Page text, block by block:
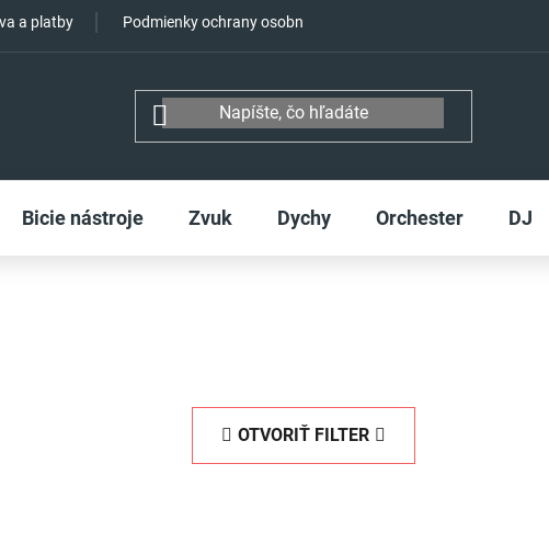
a platby Podmienky ochrany osobných údajov
Bicie nástroje Zvuk Dychy Orchester DJ
OTVORIŤ FILTER